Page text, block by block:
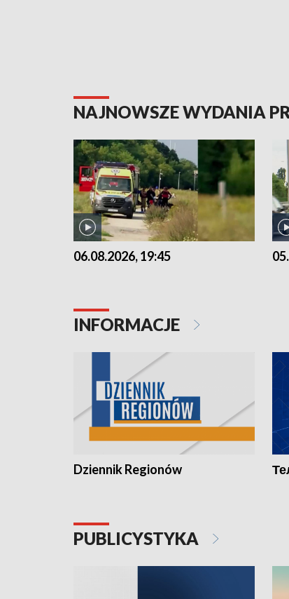
NAJNOWSZE WYDANIA
06.08.2026, 19:45
INFORMACJE
Dziennik Regionów
PUBLICYSTYKA